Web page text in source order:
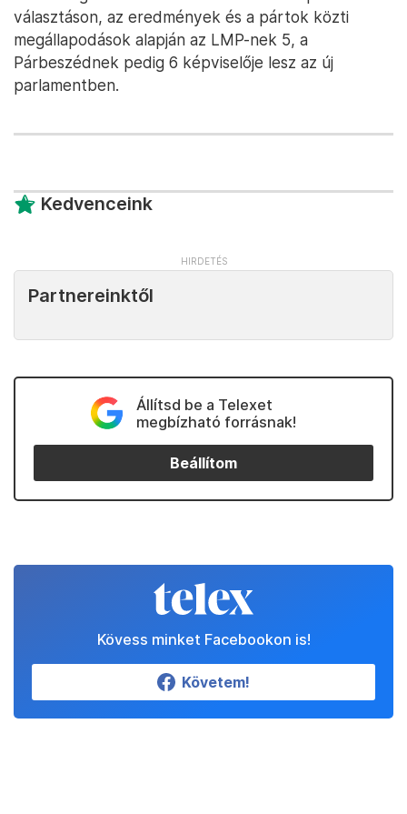
választáson, az eredmények és a pártok közti
megállapodások alapján az LMP-nek 5, a
Párbeszédnek pedig 6 képviselője lesz az új
parlamentben.
Kedvenceink
Partnereinktől
Állítsd be a Telexet
megbízható forrásnak!
Beállítom
Kövess minket Facebookon is!
Követem!